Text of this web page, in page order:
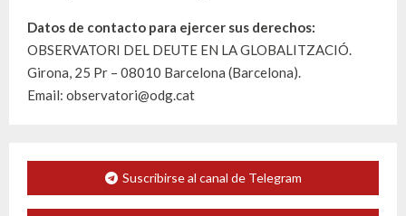
Datos de contacto para ejercer sus derechos:
OBSERVATORI DEL DEUTE EN LA GLOBALITZACIÓ.
Girona, 25 Pr – 08010 Barcelona (Barcelona).
Email: observatori@odg.cat
Suscribirse al canal de Telegram